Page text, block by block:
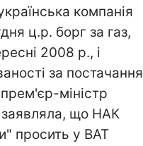
компанія
ц.р. борг за газ,
2008 р., і
за постачання
міністр
що НАК
просить у ВАТ